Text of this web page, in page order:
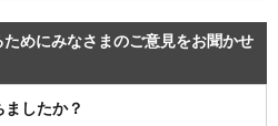
めにみなさまのご意見をお聞かせ
したか？